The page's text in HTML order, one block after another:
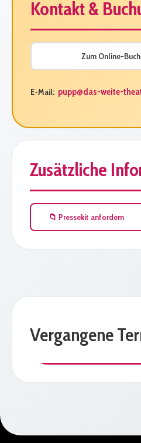
Kontakt &
Zum Online-
E-Mail: pupp@das-weite-
Zusätzliche
📁 Pressekit anfordern
Vergangene